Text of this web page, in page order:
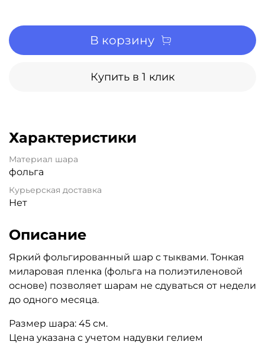
В корзину
Купить в 1 клик
Характеристики
Материал шара
фольга
Курьерская доставка
Нет
Описание
Яркий фольгированный шар с тыквами. Тонкая
миларовая пленка (фольга на полиэтиленовой
основе) позволяет шарам не сдуваться от недели
до одного месяца.
Размер шара: 45 см.
Цена указана с учетом надувки гелием